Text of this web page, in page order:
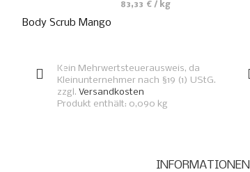
83,33 € / kg
Body Scrub Mango
Kein Mehrwertsteuerausweis, da
Kleinunternehmer nach §19 (1) UStG.
zzgl.Versandkosten
Produkt enthält: 0,090 kg
INFORMATIONEN